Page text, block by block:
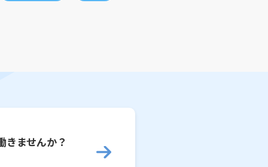
きませんか？